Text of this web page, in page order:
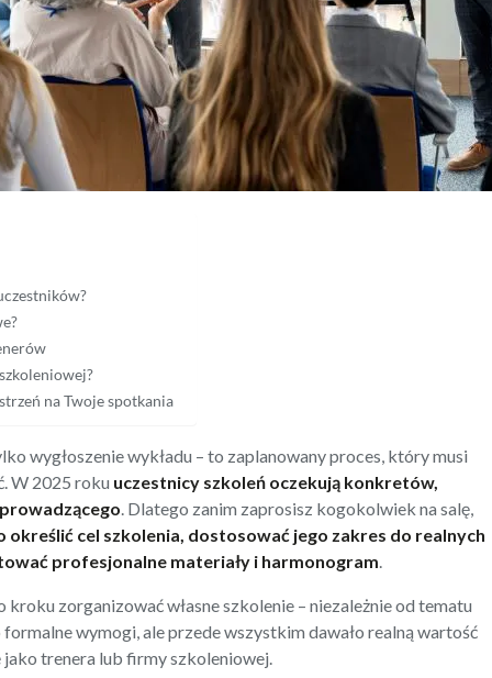
na Twoje spotkania
wygłoszenie wykładu – to zaplanowany proces, który musi
W 2025 roku uczestnicy szkoleń oczekują konkretów,
. Dlatego zanim zaprosisz kogokolwiek na salę,
określić cel szkolenia, dostosować jego zakres do realnych
profesjonalne materiały i harmonogram.
zorganizować własne szkolenie – niezależnie od tematu
wymogi, ale przede wszystkim dawało realną wartość
trenera lub firmy szkoleniowej.